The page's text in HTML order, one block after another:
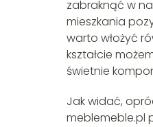
zabraknąć w
mieszkania
warto włożyć
kształcie
świetnie
Jak widać,
meblemeble.pl